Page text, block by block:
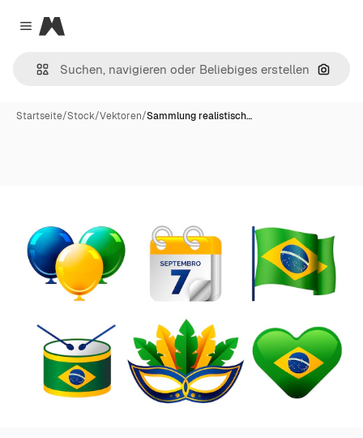
Close menu
Magnific
Nach
Startseite/Stock/Vektoren/Sammlung realistisch…